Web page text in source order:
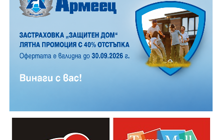
десет подобни съоръжения по българските земи.
Симеонов представи и една от версиите за нейното
изграждане: макар в края на XVIII век Дряново да е
част от Османската империя, градът е бил
икономически развит, а часовниковата кула се явява
логичен резултат от този подем. Тя е издигната с
финансовата подкрепа на местни занаятчийски
„Часовниковата кула има изключително силно
регулира времето. Тя е и форма на справедливост и